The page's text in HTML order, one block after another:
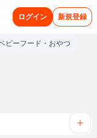
ログイン 新規登録
ベビーフード・おやつ